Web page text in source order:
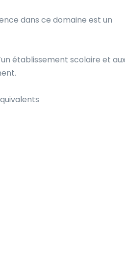
dans ce domaine est un
établissement scolaire et aux